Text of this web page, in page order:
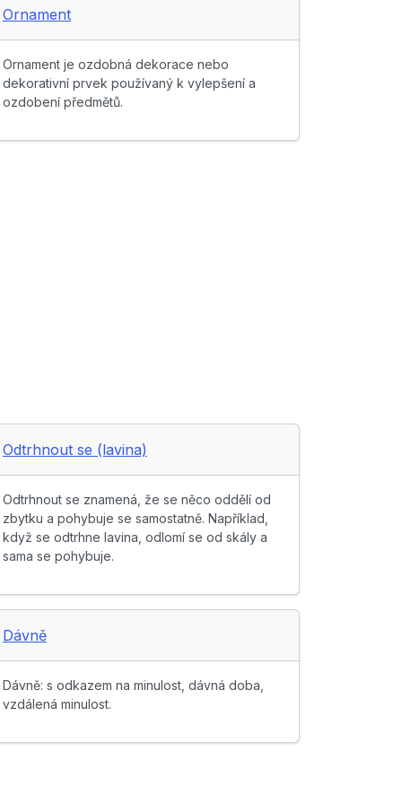
Ornament
Ornament je ozdobná dekorace nebo
dekorativní prvek používaný k vylepšení a
ozdobení předmětů.
Odtrhnout se (lavina)
Odtrhnout se znamená, že se něco oddělí od
zbytku a pohybuje se samostatně. Například,
když se odtrhne lavina, odlomí se od skály a
sama se pohybuje.
Dávně
Dávně: s odkazem na minulost, dávná doba,
vzdálená minulost.